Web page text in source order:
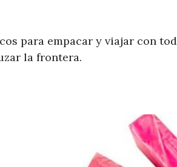
para empacar y viajar con
la frontera.